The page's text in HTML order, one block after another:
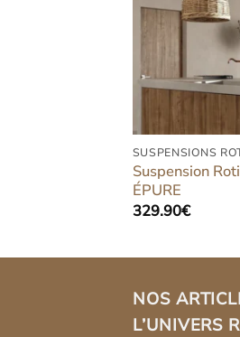
SUSPENSIONS
Suspension
ÉPURE
329.90€
:
NOS
L’UNIVERS